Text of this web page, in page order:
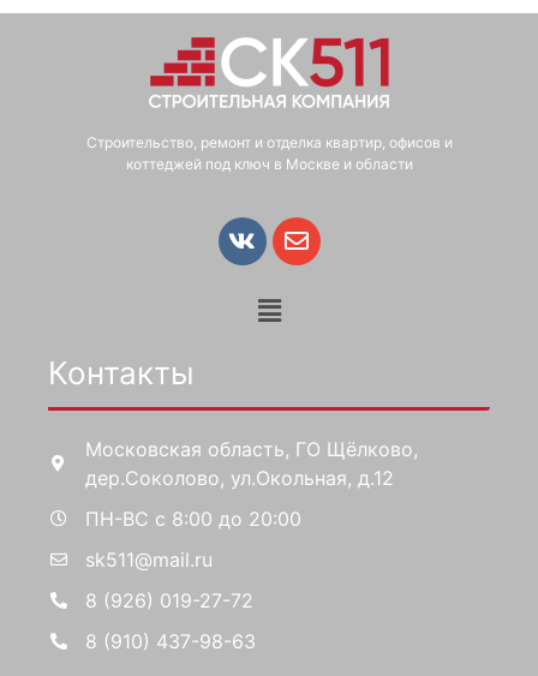
Строительство, ремонт и отделка квартир, офисов и
коттеджей под ключ в Москве и области
Контакты
Московская область, ГО Щёлково,
дер.Соколово, ул.Окольная, д.12
ПН-ВС с 8:00 до 20:00
sk511@mail.ru
8 (926) 019-27-72
8 (910) 437-98-63